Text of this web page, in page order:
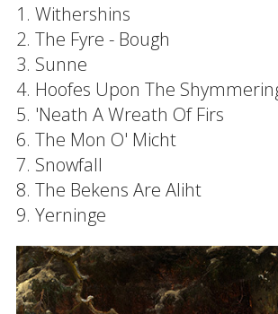
1. Withershins
2. The Fyre - Bough
3. Sunne
4. Hoofes Upon Τhe
5. 'Neath Α Wreath Οf Firs
6. The Mon Ο' Micht
7. Snowfall
8. The Bekens Αre Aliht
9. Yerninge